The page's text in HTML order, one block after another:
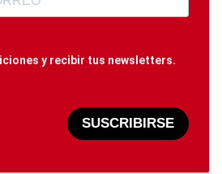
y recibir tus newsletters.
SUSCRIBIRSE